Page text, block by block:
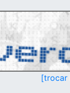
[trocar